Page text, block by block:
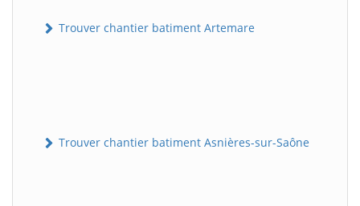
Trouver chantier batiment Artemare
Trouver chantier batiment Asnières-sur-Saône